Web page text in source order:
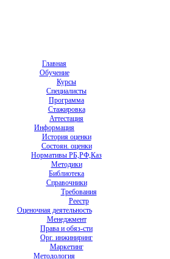
Главная
Обучение
Курсы
Специалисты
Программа
Стажировка
Аттестация
Информация
История оценки
Состоян. оценки
Нормативы РБ,РФ,Каз
Методики
Библиотека
Справочники
Требования
Реестр
Оценочная деятельность
Менеджмент
Права и обяз-сти
Орг. инжиниринг
Маркетинг
Методология